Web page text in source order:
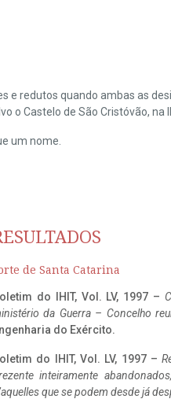
e redutos quando ambas as
o Castelo de São Cristóvão, na
um nome.
de Santa Catarina
do IHIT, Vol. LV, 1997 –
da Guerra – Concelho
do Exército.
do IHIT, Vol. LV, 1997 –
inteiramente
que se podem desde já